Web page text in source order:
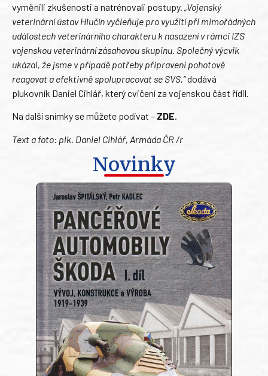
vyměnili zkušenosti a natrénovali postupy. „Vojenský
veterinární ústav Hlučín vyčleňuje pro využití při mimořádných
událostech veterinárního charakteru k nasazení v rámci IZS
vojenskou veterinární zásahovou skupinu. Společný výcvik
ukázal, že jsme v případě potřeby připraveni pohotově
reagovat a efektivně spolupracovat se SVS,“dodává
plukovník Daniel Cihlář, který cvičení za vojenskou část řídil.
Na další snímky se můžete podívat – ZDE.
Text a foto: plk. Daniel Cihlář, Armáda ČR /r
Novinky